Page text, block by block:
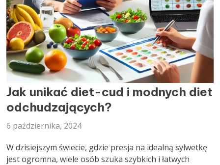
DIETETYK
Jak unikać diet-cud i modnych diet
odchudzających?
6 października, 2024
W dzisiejszym świecie, gdzie presja na idealną sylwetkę
jest ogromna, wiele osób szuka szybkich i łatwych